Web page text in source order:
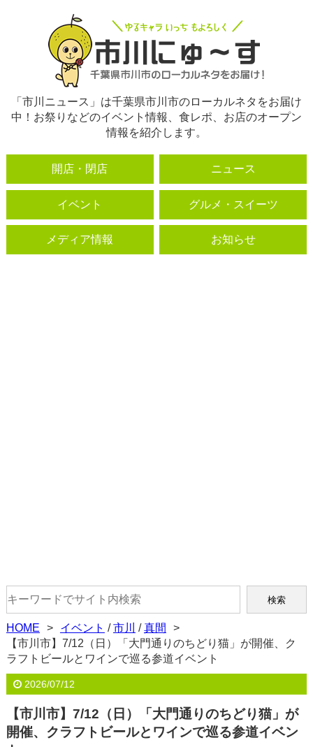
「市川ニュース」は千葉県市川市のローカルネタをお届け
中！お祭りなどのイベント情報、食レポ、お店のオープン
情報を紹介します。
開店・閉店 ニュース
イベント グルメ・スイーツ
メディア情報 お知らせ
HOME イベント /市川 /真間
【市川市】7/12（日）「大門通りのちどり猫」が開催、ク
ラフトビールとワインで巡る参道イベント
2026/07/12
【市川市】7/12（日）「大門通りのちどり猫」が
開催、クラフトビールとワインで巡る参道イベン